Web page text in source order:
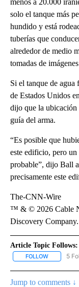
menos a 20.000
solo el tanque más
hundido y está
tuberías que
alrededor de medio
tomadas de
Si el tanque de agua
de Estados Unidos
dijo que la ubicación
guía del arma.
“Es posible que
este edificio, pero
probable”, dijo Ball
precisamente este
The-CNN-Wire
™ & © 2026 Cable
Discovery
Article Topic Follows:
FOLLOW FOLLOW
5
Jump to comments ↓